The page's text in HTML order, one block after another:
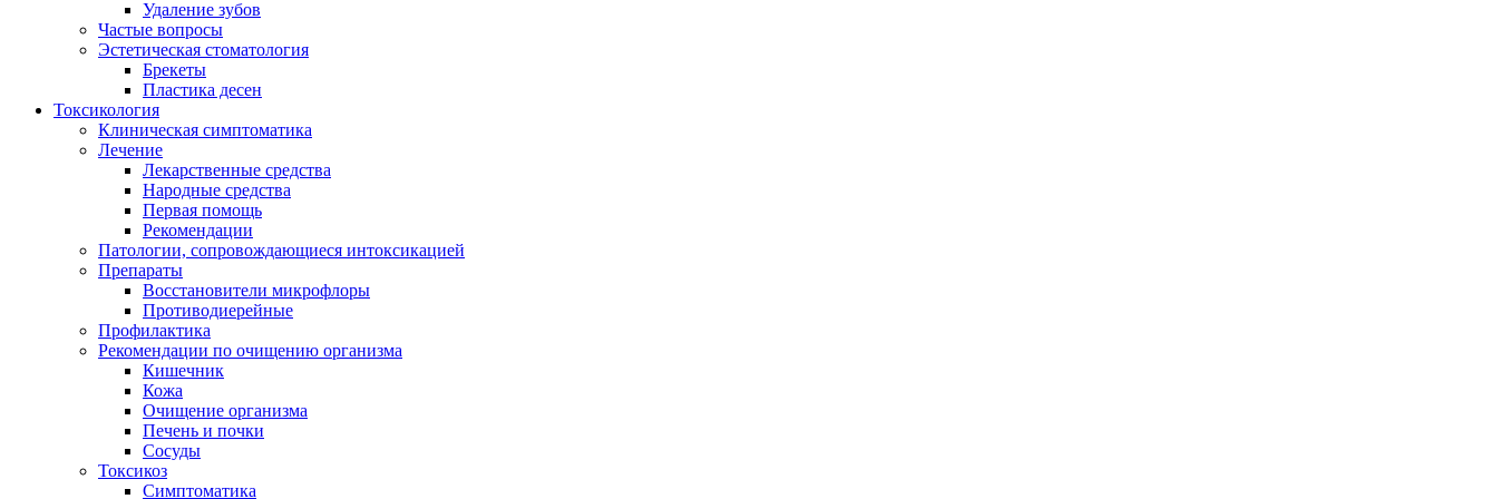
Удаление зубов
Частые вопросы
Эстетическая стоматология
Брекеты
Пластика десен
Токсикология
Клиническая симптоматика
Лечение
Лекарственные средства
Народные средства
Первая помощь
Рекомендации
Патологии, сопровождающиеся интоксикацией
Препараты
Восстановители микрофлоры
Противодиерейные
Профилактика
Рекомендации по очищению организма
Кишечник
Кожа
Очищение организма
Печень и почки
Сосуды
Токсикоз
Cимптоматика